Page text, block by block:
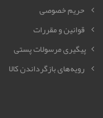
حریم خصوصی
قوانین و مقررات
پیگیری مرسولات پستی
رویه‌های بازگرداندن کالا